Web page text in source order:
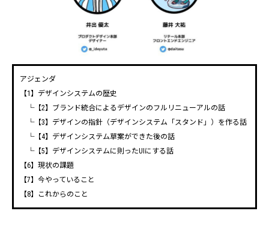
アジェンダ
【1】デザインシステムの歴史
└【2】ブランド統合によるデザインのフルリニューアルの話
└【3】デザインの指針（デザインシステム「スタンド」）を作る話
└【4】デザインシステム草案ができた後の話
└【5】デザインシステムに則ったUIにする話
【6】現状の課題
【7】今やっていること
【8】これからのこと